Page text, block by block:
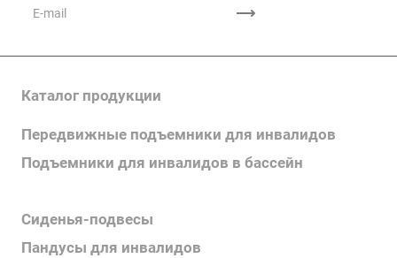
Каталог продукции
Передвижные подъемники для инвалидов
Подъемники для инвалидов в бассейн
Сиденья-подвесы
Пандусы для инвалидов